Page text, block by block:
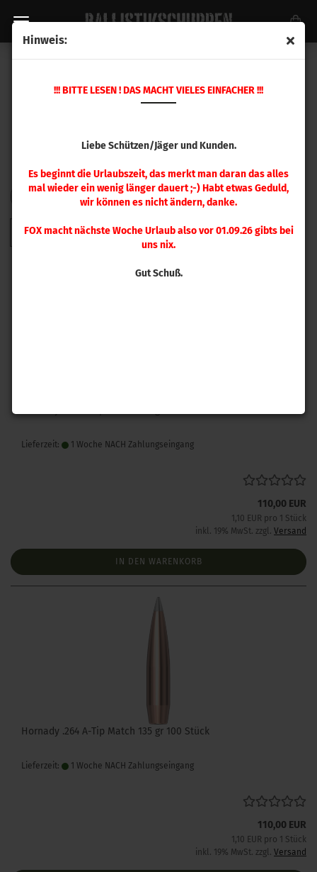
Hinweis:
!!! BITTE LESEN ! DAS MACHT VIELES EINFACHER !!!
Liebe Schützen/Jäger und Kunden.
Es beginnt die Urlaubszeit, das merkt man daran das alles
mal wieder ein wenig länger dauert ;-) Habt etwas Geduld,
wir können es nicht ändern, danke.
FOX macht nächste Woche Urlaub also vor 01.09.26 gibts bei
uns nix.
Gut Schuß.
FILTERSortieren nach
Sortieren nach 48 pro Seite
pro Seite
2 3 4 5 6 7 8 9 »
Lieferzeit: 1 Woche NACH Zahlungseingang
110,00 EUR
1,10 EUR pro 1 Stück
inkl. 19% MwSt. zzgl. Versand
IN DEN WARENKORB
Hornady .264 A-Tip Match 135 gr 100 Stück
Lieferzeit: 1 Woche NACH Zahlungseingang
110,00 EUR
1,10 EUR pro 1 Stück
inkl. 19% MwSt. zzgl. Versand